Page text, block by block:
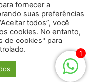
.
Todos os Direitos
1
fornecer a
suas preferências
todos”, você
cookies. No entanto,
de cookies" para